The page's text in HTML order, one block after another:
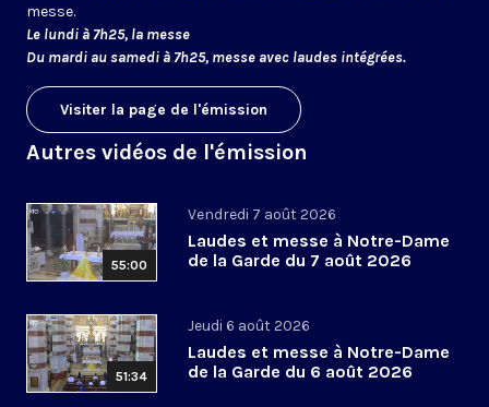
messe.
Le lundi à 7h25, la messe
Du mardi au samedi à 7h25, messe avec laudes intégrées.
Visiter la page de l'émission
Autres vidéos de l'émission
55:00
Vendredi 7 août 2026
Laudes et messe à Notre-Dame
de la Garde du 7 août 2026
51:34
Jeudi 6 août 2026
Laudes et messe à Notre-Dame
de la Garde du 6 août 2026